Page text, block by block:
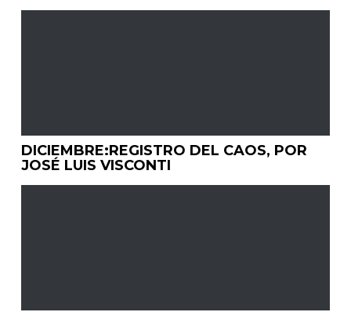
DICIEMBRE:REGISTRO DEL CAOS, POR
JOSÉ LUIS VISCONTI